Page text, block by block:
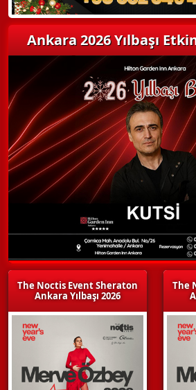
Ankara 2026 Yılbaşı
The Noctis Event Sheraton
Ankara Yılbaşı 2026
The